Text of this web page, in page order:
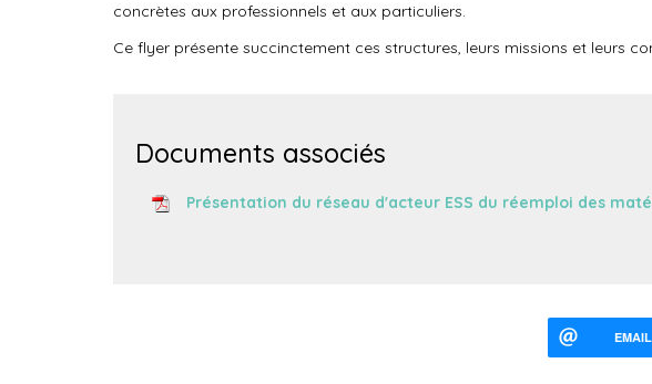
concrètes aux professionnels et aux particuliers.
Ce flyer présente succinctement ces structures, leurs missions et leurs
Documents associés
Présentation du réseau d'acteur ESS du réemploi des
EMAIL